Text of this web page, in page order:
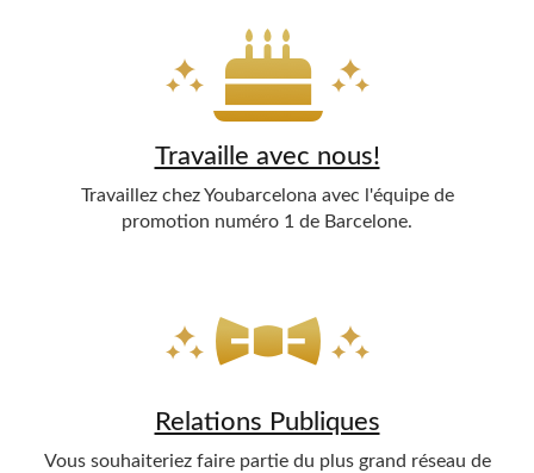
Travaille avec nous!
Travaillez chez Youbarcelona avec l'équipe de
promotion numéro 1 de Barcelone.
Relations Publiques
Vous souhaiteriez faire partie du plus grand réseau de